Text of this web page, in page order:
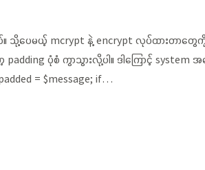
။ သို့ပေမယ့် mcrypt နဲ့ encrypt လုပ်ထားတာတွေကို
ပုံစံ ကွာသွားလို့ပါ။ ဒါကြောင့် system
= $message; if…